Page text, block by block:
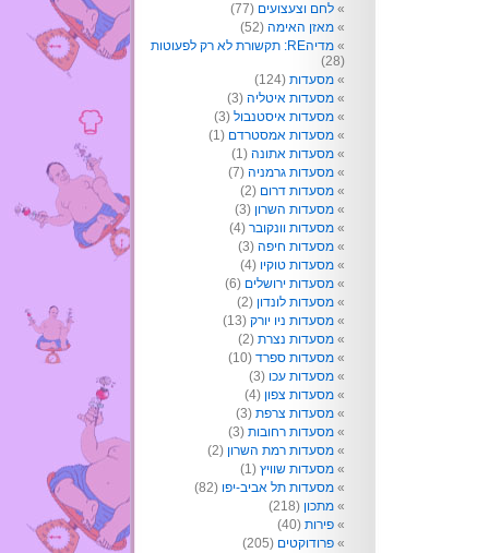
לחם וצעצועים (77)
מאזן האימה (52)
מדיהRE: תקשורת לא רק לפעוטות
(28)
מסעדות (124)
מסעדות איטליה (3)
מסעדות איסטנבול (3)
מסעדות אמסטרדם (1)
מסעדות אתונה (1)
מסעדות גרמניה (7)
מסעדות דרום (2)
מסעדות השרון (3)
מסעדות וונקובר (4)
מסעדות חיפה (3)
מסעדות טוקיו (4)
מסעדות ירושלים (6)
מסעדות לונדון (2)
מסעדות ניו יורק (13)
מסעדות נצרת (2)
מסעדות ספרד (10)
מסעדות עכו (3)
מסעדות צפון (4)
מסעדות צרפת (3)
מסעדות רחובות (3)
מסעדות רמת השרון (2)
מסעדות שוויץ (1)
מסעדות תל אביב-יפו (82)
מתכון (218)
פירות (40)
פרודוקטים (205)